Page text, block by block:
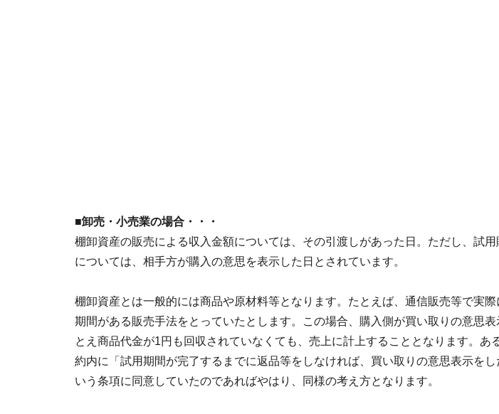
■卸売・小売業の場合・・・
棚卸資産の販売による収入金額については、その引渡しがあった日。ただし、試
については、相手方が購入の意思を表示した日とされています。
棚卸資産とは一般的には商品や原材料等となります。たとえば、通信販売等で実
期間がある販売手法をとっていたとします。この場合、購入側が買い取りの意思
とえ商品代金が1円も回収されていなくても、売上に計上することとなります。あ
約内に「試用期間が完了するまでに返品等をしなければ、買い取りの意思表示をし
いう条項に同意していたのであればやはり、同様の考え方となります。